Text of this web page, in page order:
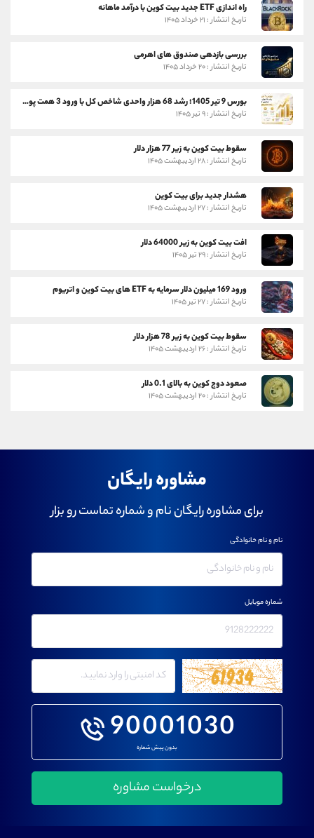
راه اندازی ETF جدید بیت کوین با درآمد ماهانه
تاریخ انتشار : ۲۱ خرداد ۱۴۰۵
بررسی بازدهی صندوق های اهرمی
تاریخ انتشار : ۲۰ خرداد ۱۴۰۵
بورس 9 تیر 1405؛ رشد 68 هزار واحدی شاخص کل با ورود 3 همت پول حقیقی
تاریخ انتشار : ۹ تیر ۱۴۰۵
سقوط بیت کوین به زیر 77 هزار دلار
تاریخ انتشار : ۲۸ اردیبهشت ۱۴۰۵
هشدار جدید برای بیت کوین
تاریخ انتشار : ۲۷ اردیبهشت ۱۴۰۵
افت بیت کوین به زیر 64000 دلار
تاریخ انتشار : ۲۹ تیر ۱۴۰۵
ورود 169 میلیون دلار سرمایه به ETF های بیت کوین و اتریوم
تاریخ انتشار : ۲۷ تیر ۱۴۰۵
سقوط بیت کوین به زیر 78 هزار دلار
تاریخ انتشار : ۲۶ اردیبهشت ۱۴۰۵
صعود دوج کوین به بالای 0.1 دلار
تاریخ انتشار : ۲۰ اردیبهشت ۱۴۰۵
مشاوره رایگان
برای مشاوره رایگان نام و شماره تماست رو بزار
90001030
بدون پیش شماره
نام و نام خانوادگی
شماره موبایل